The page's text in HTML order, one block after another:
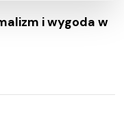
i wygoda w